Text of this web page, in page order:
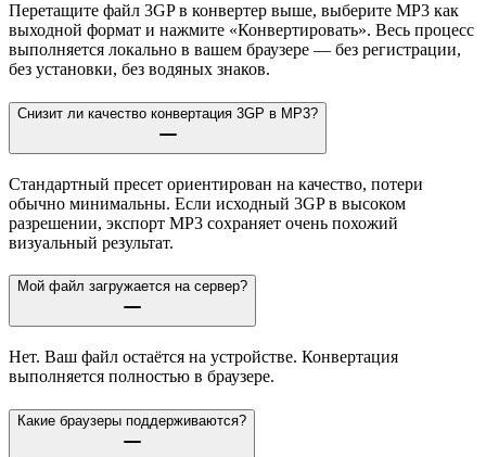
Перетащите файл 3GP в конвертер выше, выберите MP3 как
выходной формат и нажмите «Конвертировать». Весь процесс
выполняется локально в вашем браузере — без регистрации,
без установки, без водяных знаков.
Снизит ли качество конвертация 3GP в MP3?
Стандартный пресет ориентирован на качество, потери
обычно минимальны. Если исходный 3GP в высоком
разрешении, экспорт MP3 сохраняет очень похожий
визуальный результат.
Мой файл загружается на сервер?
Нет. Ваш файл остаётся на устройстве. Конвертация
выполняется полностью в браузере.
Какие браузеры поддерживаются?